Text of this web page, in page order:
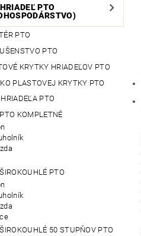
PTO
PTO
PTO
KRYTKY HRIADEĽOV PTO
PLASTOVEJ KRYTKY PTO
PTO
KOMPLETNÉ
PTO
50 STUPŇOV PTO